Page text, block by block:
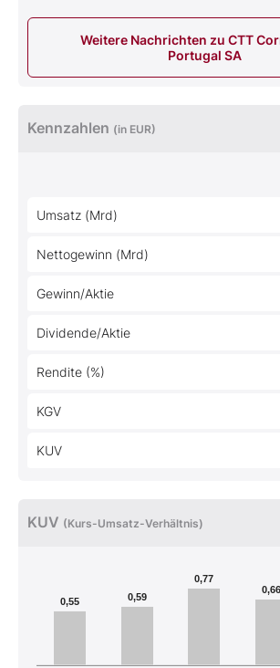
Weitere Nachrichten zu CTT
Portugal SA
Kennzahlen (in EUR)
Umsatz (Mrd)
Nettogewinn (Mrd)
Gewinn/Aktie
Dividende/Aktie
Rendite (%)
KGV
KUV
KUV (Kurs-Umsatz-Verhältnis)
0,55 0,59
0,77
0,66